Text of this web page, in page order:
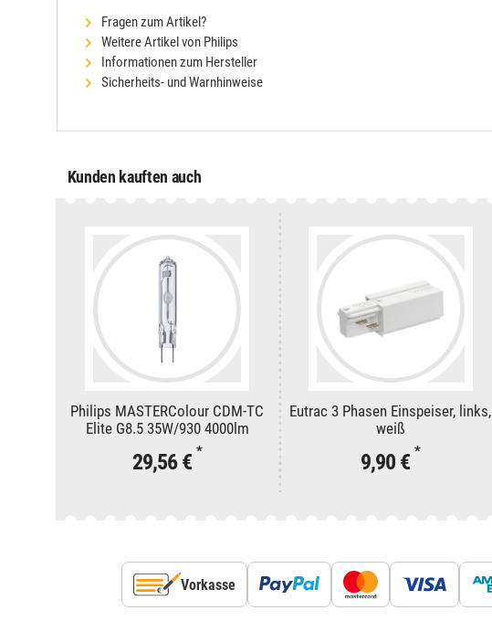
Fragen zum Artikel?
Weitere Artikel von Philips
Informationen zum Hersteller
Sicherheits- und Warnhinweise
Kunden kauften auch
Philips MASTERColour CDM-TC
Elite G8.5 35W/930 4000lm
29,56 € *
Eutrac 3 Phasen Einspeiser, links,
weiß
9,90 € *
Vorkasse